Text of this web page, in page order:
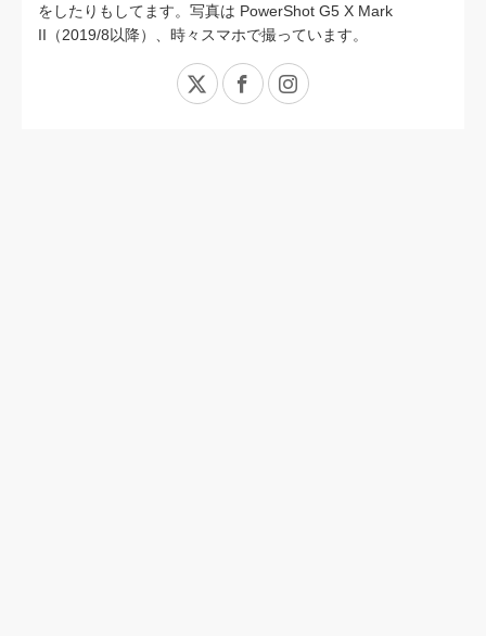
をしたりもしてます。写真は PowerShot G5 X Mark
II（2019/8以降）、時々スマホで撮っています。
X FacebookInstagram